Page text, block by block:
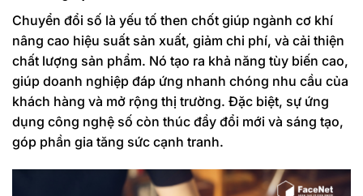
Chuyển đổi số là yếu tố then chốt giúp ngành cơ khí
nâng cao hiệu suất sản xuất, giảm chi phí, và cải thiện
chất lượng sản phẩm. Nó tạo ra khả năng tùy biến cao,
giúp doanh nghiệp đáp ứng nhanh chóng nhu cầu của
khách hàng và mở rộng thị trường. Đặc biệt, sự ứng
dụng công nghệ số còn thúc đẩy đổi mới và sáng tạo,
góp phần gia tăng sức cạnh tranh.